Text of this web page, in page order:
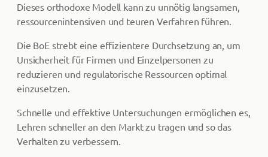
Dieses orthodoxe Modell kann zu unnötig langsamen,
ressourcenintensiven und teuren Verfahren führen.
Die BoE strebt eine effizientere Durchsetzung an, um
Unsicherheit für Firmen und Einzelpersonen zu
reduzieren und regulatorische Ressourcen optimal
einzusetzen.
Schnelle und effektive Untersuchungen ermöglichen es,
Lehren schneller an den Markt zu tragen und so das
Verhalten zu verbessern.